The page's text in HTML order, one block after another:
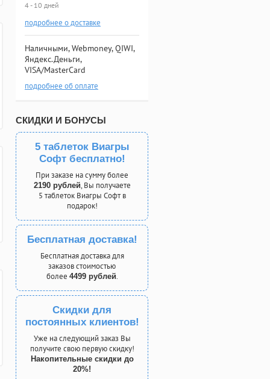
4 - 10 дней
подробнее о доставке
Наличными, Webmoney, QIWI,
Яндекс.Деньги,
VISA/MasterCard
подробнее об оплате
СКИДКИ И БОНУСЫ
5 таблеток Виагры
Софт бесплатно!
При заказе на сумму более
2190 рублей, Вы получаете
5 таблеток Виагры Софт в
подарок!
Бесплатная доставка!
Бесплатная доставка для
заказов стоимостью
более 4499 рублей.
Скидки для
постоянных клиентов!
Уже на следующий заказ Вы
получите свою первую скидку!
Накопительные скидки до
20%!